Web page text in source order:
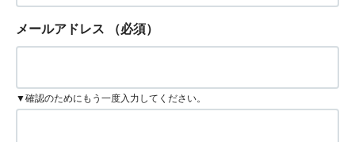
メールアドレス （必須）
▼確認のためにもう一度入力してください。